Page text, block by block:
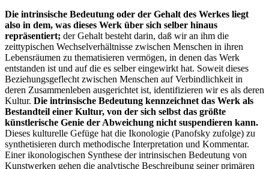
Die intrinsische Bedeutung oder der Gehalt des Werkes liegt
also in dem, was dieses Werk über sich selber hinaus
repräsentiert; der Gehalt besteht darin, daß wir an ihm die
zeittypischen Wechselverhältnisse zwischen Menschen in ihren
Lebensräumen zu thematisieren vermögen, in denen das Werk
entstanden ist und auf die es selber eingewirkt hat. Soweit dieses
Beziehungsgeflecht zwischen Menschen auf Verbindlichkeit in
deren Zusammenleben ausgerichtet ist, identifizieren wir es als deren
Kultur. Die intrinsische Bedeutung kennzeichnet das Werk als
Bestandteil einer Kultur, von der sich selbst das größte
künstlerische Genie der Abweichung nicht suspendieren kann.
Dieses kulturelle Gefüge hat die Ikonologie (Panofsky zufolge) zu
synthetisieren durch methodische Interpretation und Kommentar.
Einer ikonologischen Synthese der intrinsischen Bedeutung von
Kunstwerken gehen die analytische Beschreibung seiner primären